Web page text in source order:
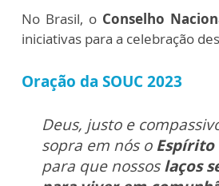
No Brasil, o Conselho
iniciativas para a celebração
Oração da SOUC 2023
Deus, justo e
sopra em nós oEspírito
para que nossoslaços